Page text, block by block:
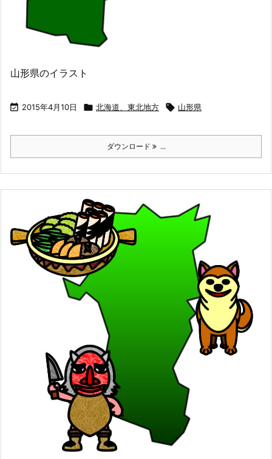
山形県のイラスト
 2015年4月10日  北海道、東北地方  山形県
ダウンロード ...